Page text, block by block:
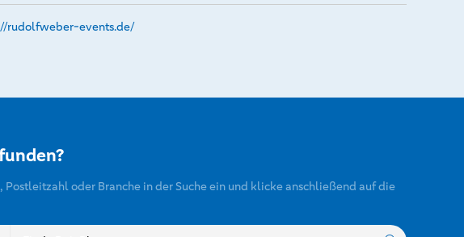
rudolfweber-events.­de/
Postleitzahl oder Branche in der Suche ein und klicke anschließend auf die